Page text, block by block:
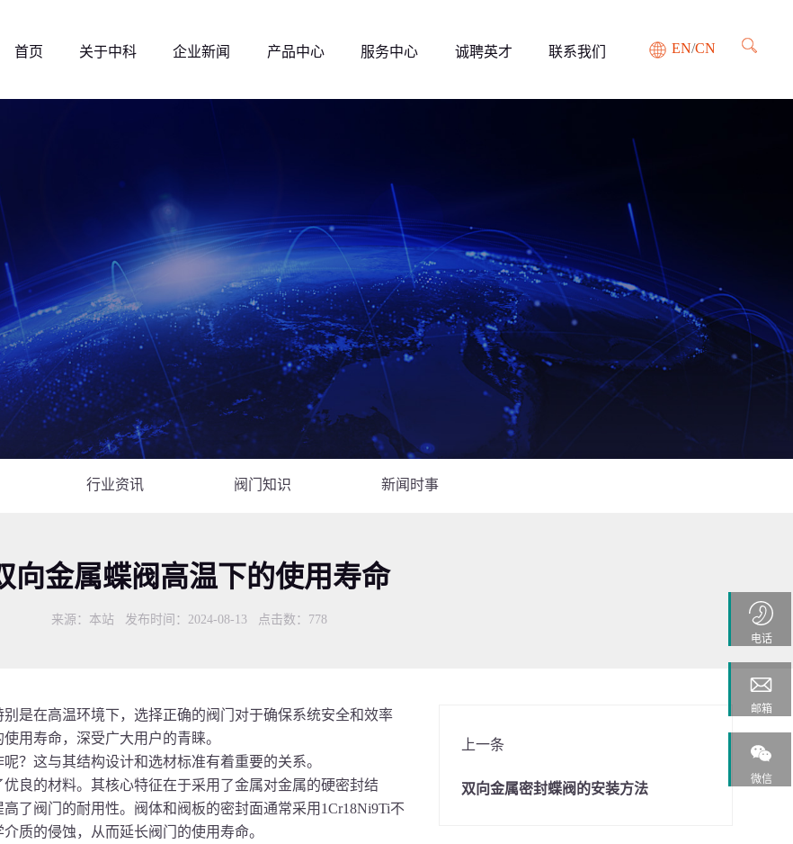
首页 关于中科 企业新闻 产品中心 服务中心 诚聘英才 联系我们 EN/CN
行业资讯 阀门知识 新闻时事
向金属蝶阀高温下的使用寿命
来源：本站 发布时间：2024-08-13 点击数： 778
是在高温环境下，选择正确的阀门对于确保系统安全和效率
用寿命，深受广大用户的青睐。
？这与其结构设计和选材标准有着重要的关系。
良的材料。其核心特征在于采用了金属对金属的硬密封结
了阀门的耐用性。阀体和阀板的密封面通常采用1Cr18Ni9Ti不
质的侵蚀，从而延长阀门的使用寿命。
上一条
双向金属密封蝶阀的安装方法
电话
邮箱
微信